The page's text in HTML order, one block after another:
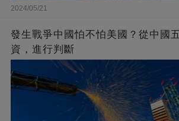
2024/05/21
發生戰爭中國怕不怕美國？從中國
資，進行判斷